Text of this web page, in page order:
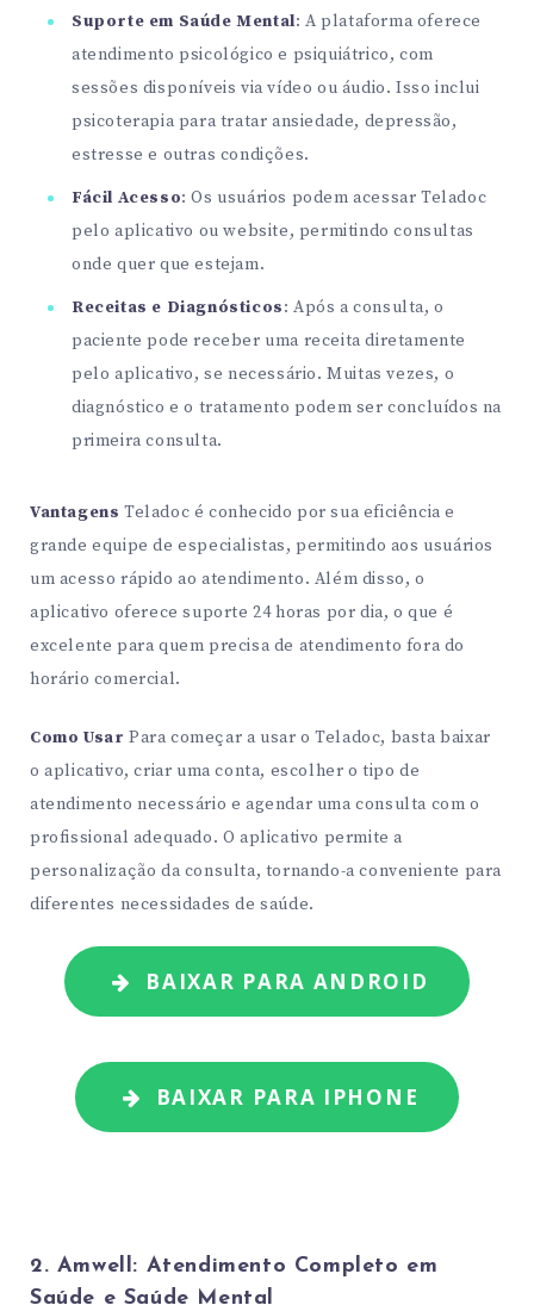
Suporte em Saúde Mental: A plataforma oferece
atendimento psicológico e psiquiátrico, com
sessões disponíveis via vídeo ou áudio. Isso inclui
psicoterapia para tratar ansiedade, depressão,
estresse e outras condições.
Fácil Acesso: Os usuários podem acessar Teladoc
pelo aplicativo ou website, permitindo consultas
onde quer que estejam.
Receitas e Diagnósticos: Após a consulta, o
paciente pode receber uma receita diretamente
pelo aplicativo, se necessário. Muitas vezes, o
diagnóstico e o tratamento podem ser concluídos na
primeira consulta.
Vantagens Teladoc é conhecido por sua eficiência e
grande equipe de especialistas, permitindo aos usuários
um acesso rápido ao atendimento. Além disso, o
aplicativo oferece suporte 24 horas por dia, o que é
excelente para quem precisa de atendimento fora do
horário comercial.
Como Usar Para começar a usar o Teladoc, basta baixar
o aplicativo, criar uma conta, escolher o tipo de
atendimento necessário e agendar uma consulta com o
profissional adequado. O aplicativo permite a
personalização da consulta, tornando-a conveniente para
diferentes necessidades de saúde.
BAIXAR PARA ANDROID
BAIXAR PARA IPHONE
2. Amwell: Atendimento Completo em
Saúde e Saúde Mental